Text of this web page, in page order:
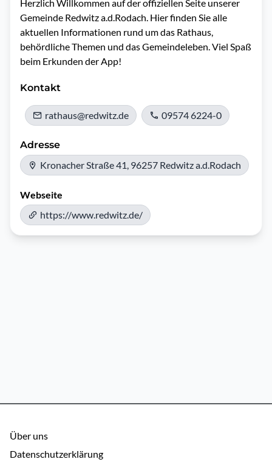
Herzlich Willkommen auf der offiziellen Seite unserer
Gemeinde Redwitz a.d.Rodach. Hier finden Sie alle
aktuellen Informationen rund um das Rathaus,
behördliche Themen und das Gemeindeleben. Viel Spaß
beim Erkunden der App!
Kontakt
rathaus@redwitz.de 09574 6224-0
Adresse
Kronacher Straße 41, 96257 Redwitz a.d.Rodach
Webseite
https://www.redwitz.de/
Über uns
Datenschutzerklärung